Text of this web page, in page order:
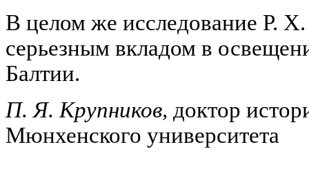
В целом же исследование Р.
серьезным вкладом в
Балтии.
П. Я. Крупников, доктор
Мюнхенского университета